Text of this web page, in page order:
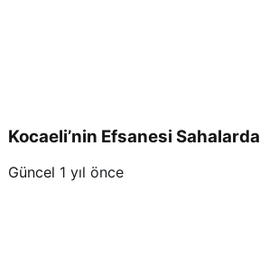
Kocaeli’nin Efsanesi Sahalarda
Güncel 1 yıl önce